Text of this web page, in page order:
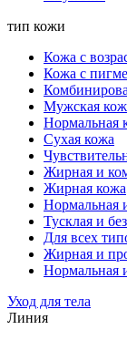
тип кожи
Кожа с
Кожа с
Мужская
Нормальная
Сухая кожа
Жирная и
Жирная кожа
Нормальная
Тусклая и
Для всех
Жирная и
Нормальная
Уход для тела
Линия